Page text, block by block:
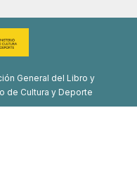
General del Libro y
de Cultura y Deporte